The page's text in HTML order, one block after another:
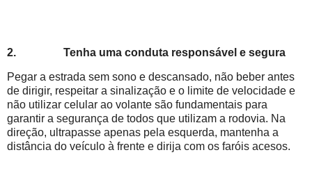
2. Tenha uma conduta responsável e segura
Pegar a estrada sem sono e descansado, não beber antes
de dirigir, respeitar a sinalização e o limite de velocidade e
não utilizar celular ao volante são fundamentais para
garantir a segurança de todos que utilizam a rodovia. Na
direção, ultrapasse apenas pela esquerda, mantenha a
distância do veículo à frente e dirija com os faróis acesos.